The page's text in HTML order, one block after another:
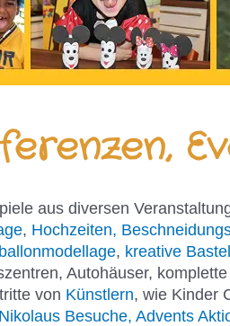
aus diversen
, Hochzeiten,
, kreative
Autohäuser,
von Künstlern, wie Kinder
Nikolaus Besuche, Advents